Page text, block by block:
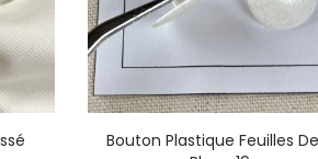
Bouton Plastique Feuilles